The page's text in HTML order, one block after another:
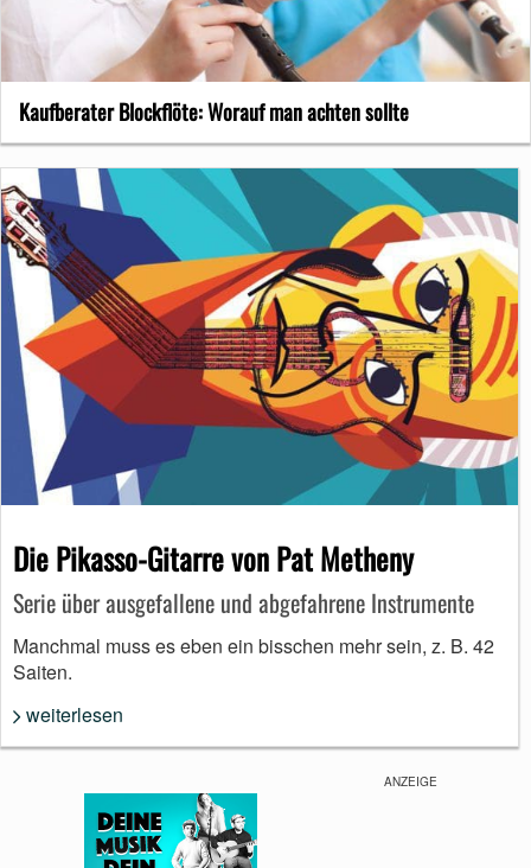
Kaufberater Blockflöte: Worauf man achten sollte
Die Pikasso-Gitarre von Pat Metheny
Serie über ausgefallene und abgefahrene Instrumente
Manchmal muss es eben ein bisschen mehr sein, z. B. 42
Saiten.
weiterlesen